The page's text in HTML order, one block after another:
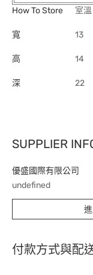
How To Store
室溫
寬 13
高 14
深 22
SUPPLIER
優盛國際有限公司
undefined
付款方式與配